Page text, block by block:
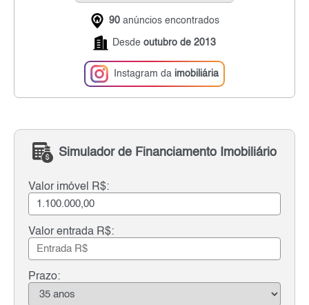
90 anúncios encontrados
Desde outubro de 2013
Instagram da imobiliária
Simulador de Financiamento Imobiliário
Valor imóvel R$:
Valor entrada R$:
Prazo: